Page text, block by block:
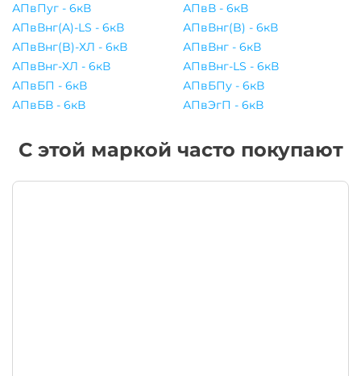
АПвПуг - 6кВ
АПвВ - 6кВ
АПвВнг(A)-LS - 6кВ
АПвВнг(B) - 6кВ
АПвВнг(B)-ХЛ - 6кВ
АПвВнг - 6кВ
АПвВнг-ХЛ - 6кВ
АПвВнг-LS - 6кВ
АПвБП - 6кВ
АПвБПу - 6кВ
АПвБВ - 6кВ
АПвЭгП - 6кВ
С этой маркой часто покупают